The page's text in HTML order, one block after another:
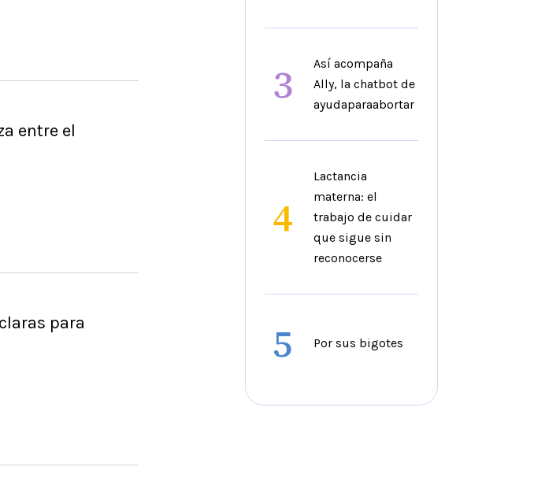
entre el
para
3
Así acompaña
Ally, la chatbot de
ayudaparaabortar
4
Lactancia
materna: el
trabajo de cuidar
que sigue sin
reconocerse
5 Por sus bigotes